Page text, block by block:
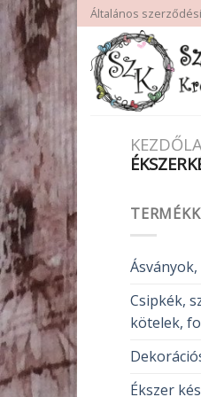
Skip
to
content
Általános
Csipkék,
kötelek,
Ékszer